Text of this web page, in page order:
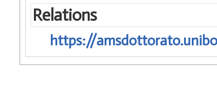
Relations
https://